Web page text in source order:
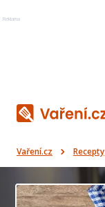
Reklama
Vaření.cz Recepty